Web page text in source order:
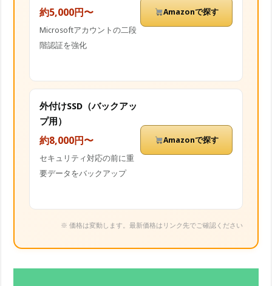
約5,000円〜
Microsoftアカウントの二段
階認証を強化
Amazonで探す
外付けSSD（バックアッ
プ用）
約8,000円〜
セキュリティ対応の前に重
要データをバックアップ
Amazonで探す
※ 価格は変動します。最新価格はリンク先でご確認ください